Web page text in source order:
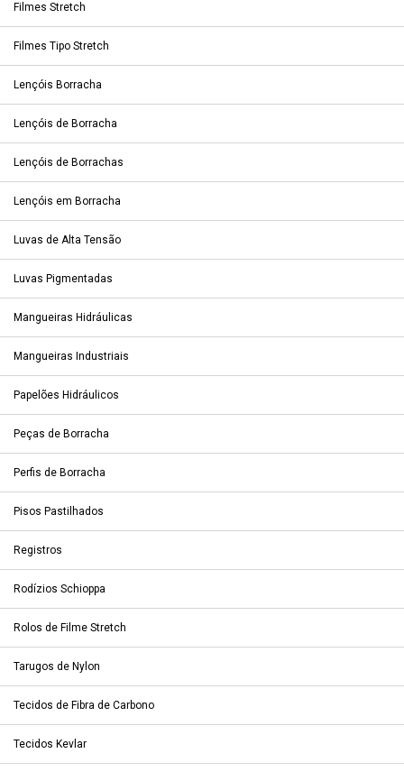
Filmes Stretch
Filmes Tipo Stretch
Lençóis Borracha
Lençóis de Borracha
Lençóis de Borrachas
Lençóis em Borracha
Luvas de Alta Tensão
Luvas Pigmentadas
Mangueiras Hidráulicas
Mangueiras Industriais
Papelões Hidráulicos
Peças de Borracha
Perfis de Borracha
Pisos Pastilhados
Registros
Rodízios Schioppa
Rolos de Filme Stretch
Tarugos de Nylon
Tecidos de Fibra de Carbono
Tecidos Kevlar